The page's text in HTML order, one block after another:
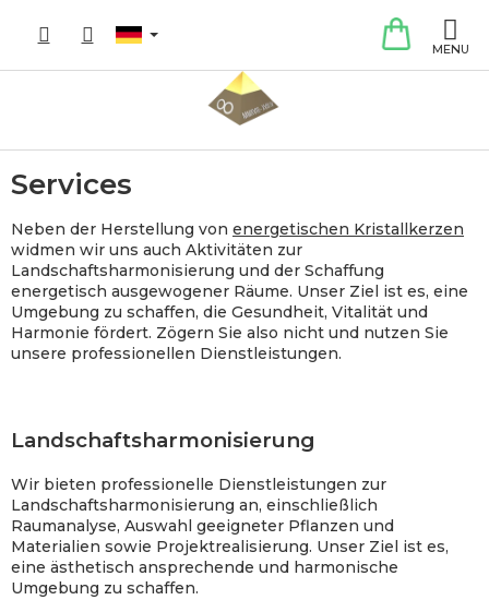
Inhalt
springen
Services
Neben der Herstellung von energetischen Kristallkerzen
widmen wir uns auch Aktivitäten zur
Landschaftsharmonisierung und der Schaffung
energetisch ausgewogener Räume. Unser Ziel ist es, eine
Umgebung zu schaffen, die Gesundheit, Vitalität und
Harmonie fördert. Zögern Sie also nicht und nutzen Sie
unsere professionellen Dienstleistungen.
Landschaftsharmonisierung
Wir bieten professionelle Dienstleistungen zur
Landschaftsharmonisierung an, einschließlich
Raumanalyse, Auswahl geeigneter Pflanzen und
Materialien sowie Projektrealisierung. Unser Ziel ist es,
eine ästhetisch ansprechende und harmonische
Umgebung zu schaffen.